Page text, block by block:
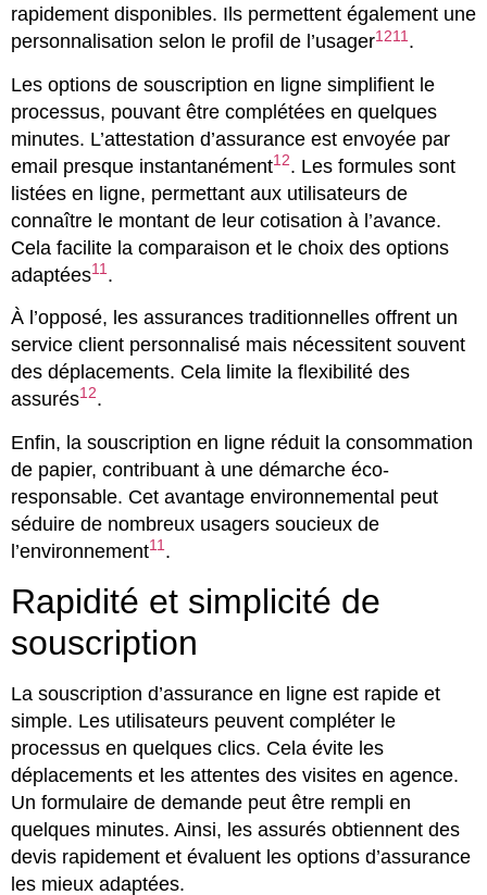
rapidement disponibles. Ils permettent également une
personnalisation selon le profil de l’usager1211 .
Les options de souscription en ligne simplifient le
processus, pouvant être complétées en quelques
minutes. L’attestation d’assurance est envoyée par
email presque instantanément12. Les formules sont
listées en ligne, permettant aux utilisateurs de
connaître le montant de leur cotisation à l’avance.
Cela facilite la comparaison et le choix des options
adaptées11.
À l’opposé, les assurances traditionnelles offrent un
service client personnalisé mais nécessitent souvent
des déplacements. Cela limite la flexibilité des
assurés12.
Enfin, la souscription en ligne réduit la consommation
de papier, contribuant à une démarche éco-
responsable. Cet avantage environnemental peut
séduire de nombreux usagers soucieux de
l’environnement11 .
Rapidité et simplicité de
souscription
La souscription d’assurance en ligne est rapide et
simple. Les utilisateurs peuvent compléter le
processus en quelques clics. Cela évite les
déplacements et les attentes des visites en agence.
Un formulaire de demande peut être rempli en
quelques minutes. Ainsi, les assurés obtiennent des
devis rapidement et évaluent les options d’assurance
les mieux adaptées.